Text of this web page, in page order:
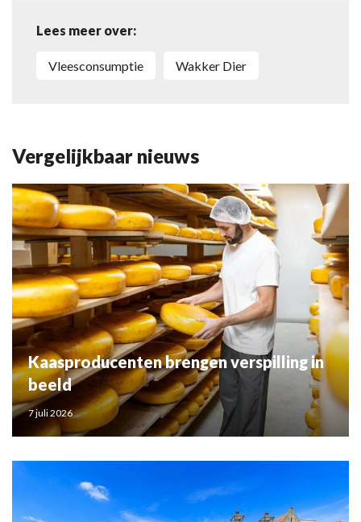
Lees meer over:
vleesconsumptie Wakker Dier
Vergelijkbaar nieuws
Kaasproducenten brengen verspilling in
beeld
7 juli 2026